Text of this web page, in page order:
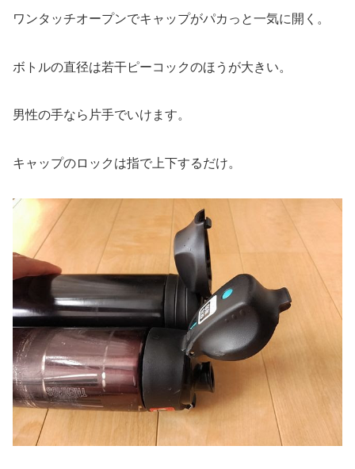
ワンタッチオープンでキャップがパカっと一気に開く。
ボトルの直径は若干ピーコックのほうが大きい。
男性の手なら片手でいけます。
キャップのロックは指で上下するだけ。